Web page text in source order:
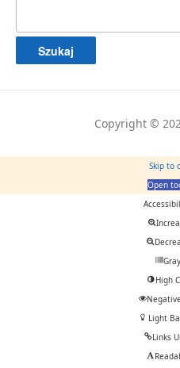
Copyright ©
Skip to
Open
High
Light
Links